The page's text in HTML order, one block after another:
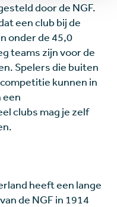
door de NGF.
een club bij de
onder de 45,0
teams zijn voor de
Spelers die buiten
kunnen in
een
clubs mag je zelf
heeft een lange
de NGF in 1914